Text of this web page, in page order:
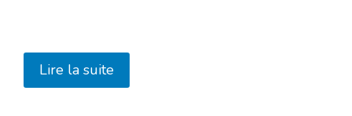
Lire la suite